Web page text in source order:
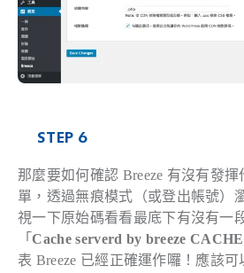
STEP 6
那麼要如何確認 Breeze 有沒有發
單，透過無痕模式（或登出帳號）
視一下原始碼看看最底下有沒有一
「Cache serverd by breeze CACHE
表 Breeze 已經正確運作囉！應該